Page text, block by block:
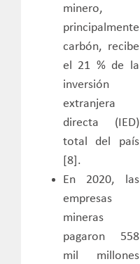
minero,
principalmente
carbón, recibe
el 21 % de la
inversión
extranjera
directa (IED)
total del país
[8 ].
En 2020, las
empresas
mineras
pagaron 558
mil millones